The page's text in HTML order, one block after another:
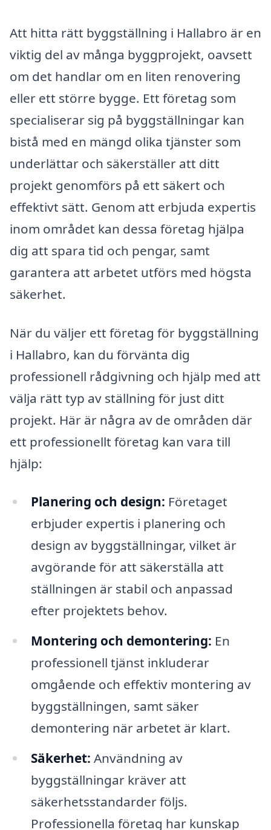
Att hitta rätt byggställning i Hallabro är en
viktig del av många byggprojekt, oavsett
om det handlar om en liten renovering
eller ett större bygge. Ett företag som
specialiserar sig på byggställningar kan
bistå med en mängd olika tjänster som
underlättar och säkerställer att ditt
projekt genomförs på ett säkert och
effektivt sätt. Genom att erbjuda expertis
inom området kan dessa företag hjälpa
dig att spara tid och pengar, samt
garantera att arbetet utförs med högsta
säkerhet.
När du väljer ett företag för byggställning
i Hallabro, kan du förvänta dig
professionell rådgivning och hjälp med att
välja rätt typ av ställning för just ditt
projekt. Här är några av de områden där
ett professionellt företag kan vara till
hjälp:
Planering och design: Företaget
erbjuder expertis i planering och
design av byggställningar, vilket är
avgörande för att säkerställa att
ställningen är stabil och anpassad
efter projektets behov.
Montering och demontering: En
professionell tjänst inkluderar
omgående och effektiv montering av
byggställningen, samt säker
demontering när arbetet är klart.
Säkerhet: Användning av
byggställningar kräver att
säkerhetsstandarder följs.
Professionella företag har kunskap